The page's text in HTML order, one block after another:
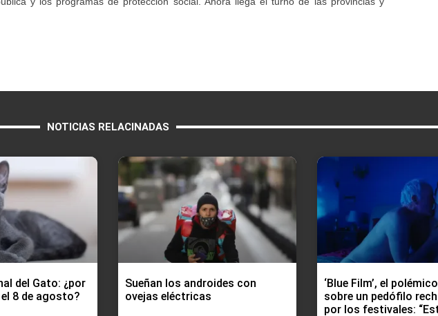
NOTICIAS RELACINADAS
del Gato: ¿por
8 de agosto?
Sueñan los androides con
ovejas eléctricas
‘Blue Film’, el
sobre un pedófilo
por los festivales: